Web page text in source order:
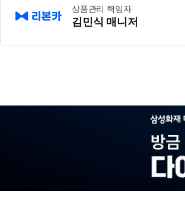
상품관리 책임자
김민식 매니저